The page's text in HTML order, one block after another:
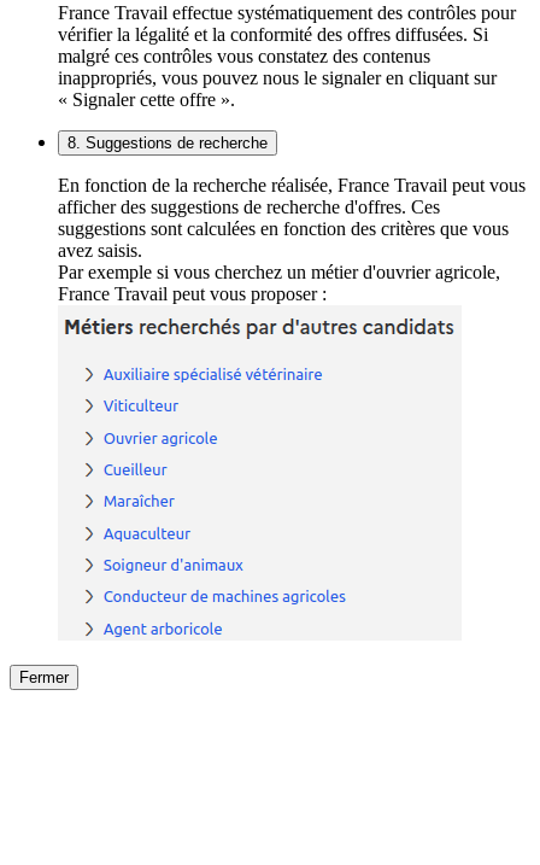
France Travail effectue systématiquement des contrôles pour
vérifier la légalité et la conformité des offres diffusées. Si
malgré ces contrôles vous constatez des contenus
inappropriés, vous pouvez nous le signaler en cliquant sur
« Signaler cette offre ».
8. Suggestions de recherche
En fonction de la recherche réalisée, France Travail peut vous
afficher des suggestions de recherche d'offres. Ces
suggestions sont calculées en fonction des critères que vous
avez saisis.
Par exemple si vous cherchez un métier d'ouvrier agricole,
France Travail peut vous proposer :
Fermer